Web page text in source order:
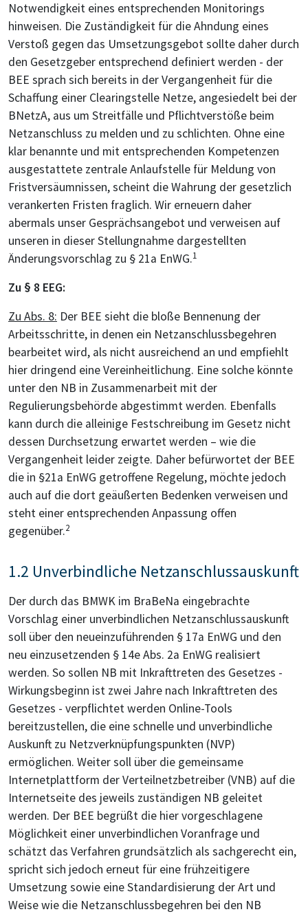
Notwendigkeit eines entsprechenden Monitorings
hinweisen. Die Zuständigkeit für die Ahndung eines
Verstoß gegen das Umsetzungsgebot sollte daher durch
den Gesetzgeber entsprechend definiert werden - der
BEE sprach sich bereits in der Vergangenheit für die
Schaffung einer Clearingstelle Netze, angesiedelt bei der
BNetzA, aus um Streitfälle und Pflichtverstöße beim
Netzanschluss zu melden und zu schlichten. Ohne eine
klar benannte und mit entsprechenden Kompetenzen
ausgestattete zentrale Anlaufstelle für Meldung von
Fristversäumnissen, scheint die Wahrung der gesetzlich
verankerten Fristen fraglich. Wir erneuern daher
abermals unser Gesprächsangebot und verweisen auf
unseren in dieser Stellungnahme dargestellten
Änderungsvorschlag zu § 21a EnWG.1
Zu § 8 EEG:
Zu Abs. 8: Der BEE sieht die bloße Bennenung der
Arbeitsschritte, in denen ein Netzanschlussbegehren
bearbeitet wird, als nicht ausreichend an und empfiehlt
hier dringend eine Vereinheitlichung. Eine solche könnte
unter den NB in Zusammenarbeit mit der
Regulierungsbehörde abgestimmt werden. Ebenfalls
kann durch die alleinige Festschreibung im Gesetz nicht
dessen Durchsetzung erwartet werden – wie die
Vergangenheit leider zeigte. Daher befürwortet der BEE
die in §21a EnWG getroffene Regelung, möchte jedoch
auch auf die dort geäußerten Bedenken verweisen und
steht einer entsprechenden Anpassung offen
gegenüber.2
1.2 Unverbindliche Netzanschlussauskunft
Der durch das BMWK im BraBeNa eingebrachte
Vorschlag einer unverbindlichen Netzanschlussauskunft
soll über den neueinzuführenden § 17a EnWG und den
neu einzusetzenden § 14e Abs. 2a EnWG realisiert
werden. So sollen NB mit Inkrafttreten des Gesetzes -
Wirkungsbeginn ist zwei Jahre nach Inkrafttreten des
Gesetzes - verpflichtet werden Online-Tools
bereitzustellen, die eine schnelle und unverbindliche
Auskunft zu Netzverknüpfungspunkten (NVP)
ermöglichen. Weiter soll über die gemeinsame
Internetplattform der Verteilnetzbetreiber (VNB) auf die
Internetseite des jeweils zuständigen NB geleitet
werden. Der BEE begrüßt die hier vorgeschlagene
Möglichkeit einer unverbindlichen Voranfrage und
schätzt das Verfahren grundsätzlich als sachgerecht ein,
spricht sich jedoch erneut für eine frühzeitigere
Umsetzung sowie eine Standardisierung der Art und
Weise wie die Netzanschlussbegehren bei den NB